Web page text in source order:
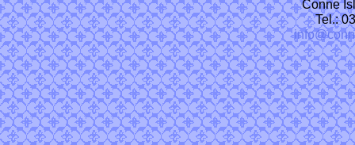
Conne
Tel.: